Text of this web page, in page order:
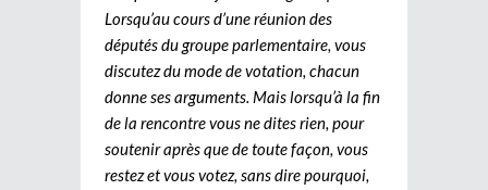
Lorsqu’au cours d’une réunion des
députés du groupe parlementaire, vous
discutez du mode de votation, chacun
donne ses arguments. Mais lorsqu’à la fin
de la rencontre vous ne dites rien, pour
soutenir après que de toute façon, vous
restez et vous votez, sans dire pourquoi,